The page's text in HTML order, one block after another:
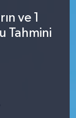
ve 1
Tahmini